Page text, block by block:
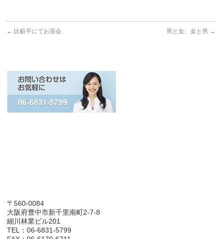
← 比叡平にてお茶会 男と女、女と男 →
〒560-0084
大阪府豊中市新千里南町2-7-8
細川林業ビル201
TEL：06-6831-5799